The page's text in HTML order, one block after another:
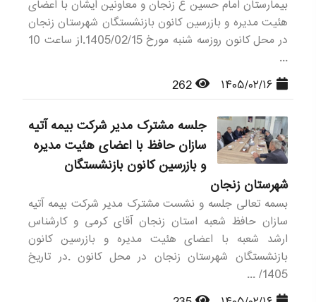
بیمارستان امام حسین ع زنجان و معاونین ایشان با اعضای
هئیت مدیره و بازرسین کانون بازنشستگان شهرستان زنجان
در محل کانون روزسه شنبه مورخ 1405/02/15.از ساعت 10
...
جلسه مشترک مدیر شرکت بیمه آتیه
سازان حافظ با اعضای هئیت مدیره
و بازرسین کانون بازنشستگان
شهرستان زنجان
بسمه تعالی جلسه و نشست مشترک مدیر شرکت بیمه آتیه
سازان حافظ شعبه استان زنجان آقای کرمی و کارشناس
ارشد شعبه با اعضای هئیت مدیره و بازرسین کانون
بازنشستگان شهرستان زنجان در محل کانون .در تاریخ
1405/ ...